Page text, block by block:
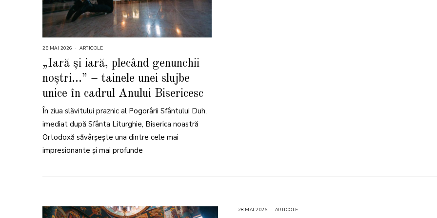
28 MAI 2026
A
0
2
ARTICOLE
„Iară și iară, plecând genunchii
noștri…” – tainele unei slujbe
unice în cadrul Anului Bisericesc
În ziua slăvitului praznic al Pogorârii Sfântului Duh,
imediat după Sfânta Liturghie, Biserica noastră
Ortodoxă săvârșește una dintre cele mai
impresionante și mai profunde
28 MAI 2026 ARTICOLE